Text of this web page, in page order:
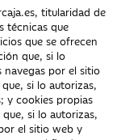
titularidad de
técnicas que
que se ofrecen
que, si lo
navegas por el sitio
si lo autorizas,
y cookies propias
si lo autorizas,
el sitio web y